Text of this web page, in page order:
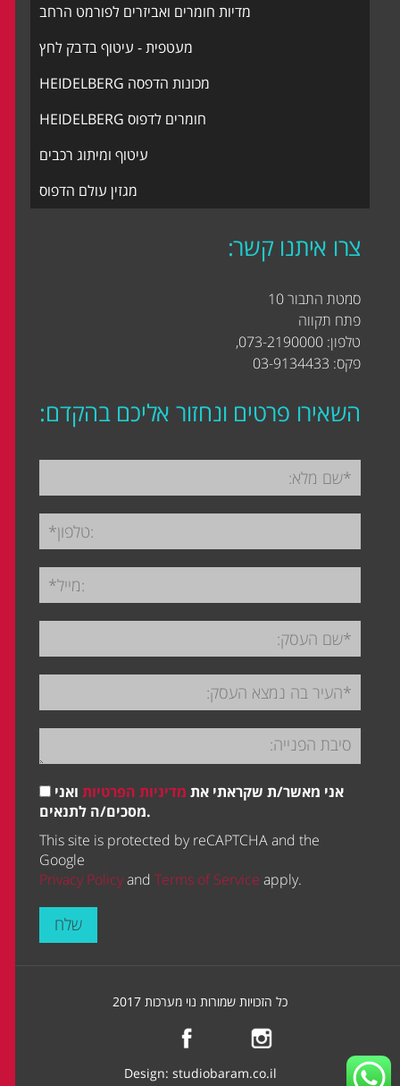
מדיות חומרים ואביזרים לפורמט הרחב
מעטפית - עיטוף בדבק לחץ
מכונות הדפסה HEIDELBERG
חומרים לדפוס HEIDELBERG
עיטוף ומיתוג רכבים
מגזין עולם הדפוס
צרו איתנו קשר:
סמטת התבור 10
פתח תקווה
טלפון: 073-2190000,
פקס: 03-9134433
השאירו פרטים ונחזור אליכם בהקדם:
אני מאשר/ת שקראתי את מדיניות הפרטיות ואני
מסכים/ה לתנאים.
This site is protected by reCAPTCHA and the
Google
Privacy Policyand Terms of Service apply.
שלח
כל הזכויות שמורות נוי מערכות 2017
Design: studiobaram.co.il